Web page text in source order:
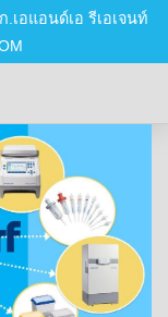
.เอแอนด์เอ รีเอเจนท์